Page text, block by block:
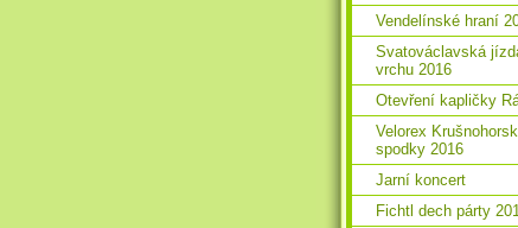
Vendelínské hraní
Svatováclavská
vrchu 2016
Otevření kapličky
Velorex
spodky 2016
Jarní koncert
Fichtl dech párty